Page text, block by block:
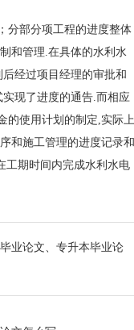
分部分项工程的进度整体
和管理.在具体的水利水
经过项目经理的审批和
现了进度的通告.而相应
的使用计划的制定,实际上
和施工管理的进度记录和
工期时间内完成水利水电
业论文、专升本毕业论